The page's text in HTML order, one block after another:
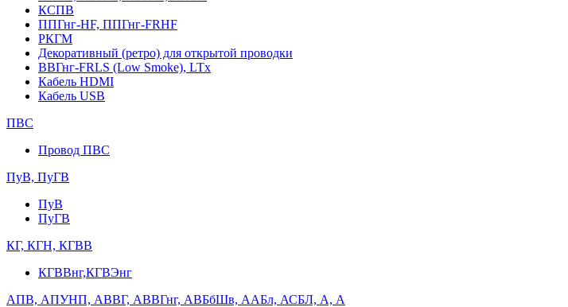
КСПВ
ППГнг-HF, ППГнг-FRHF
РКГМ
Декоративный (ретро) для открытой проводки
ВВГнг-FRLS (Low Smoke), LTx
Кабель HDMI
Кабель USB
ПВС
Провод ПВС
ПуВ, ПуГВ
ПуВ
ПуГВ
КГ, КГН, КГВВ
КГВВнг,КГВЭнг
АПВ, АПУНП, АВВГ, АВВГнг, АВБбШв, ААБл, АСБЛ, А, А